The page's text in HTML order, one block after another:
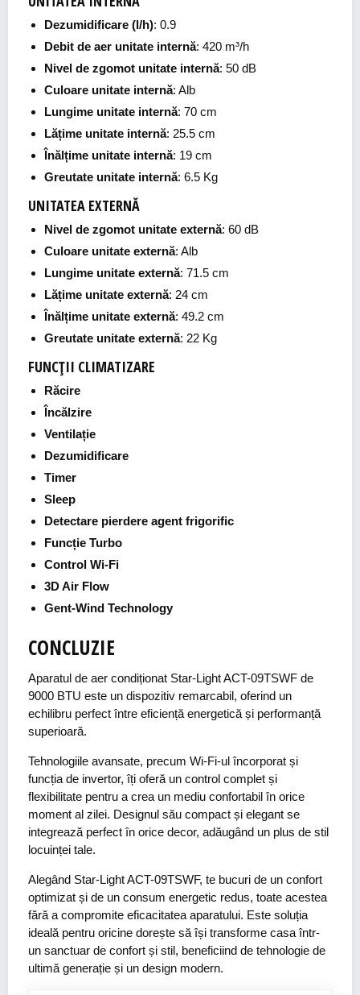
Dezumidificare (l/h): 0.9
Debit de aer unitate internă: 420 m³/h
Nivel de zgomot unitate internă: 50 dB
Culoare unitate internă: Alb
Lungime unitate internă: 70 cm
Lățime unitate internă: 25.5 cm
Înălțime unitate internă: 19 cm
Greutate unitate internă: 6.5 Kg
UNITATEA EXTERNĂ
Nivel de zgomot unitate externă: 60 dB
Culoare unitate externă: Alb
Lungime unitate externă: 71.5 cm
Lățime unitate externă: 24 cm
Înălțime unitate externă: 49.2 cm
Greutate unitate externă: 22 Kg
FUNCȚII CLIMATIZARE
Răcire
Încălzire
Ventilație
Dezumidificare
Timer
Sleep
Detectare pierdere agent frigorific
Funcție Turbo
Control Wi-Fi
3D Air Flow
Gent-Wind Technology
CONCLUZIE
Aparatul de aer condiționat Star-Light ACT-09TSWF de
9000 BTU este un dispozitiv remarcabil, oferind un
echilibru perfect între eficiență energetică și performanță
superioară.
Tehnologiile avansate, precum Wi-Fi-ul încorporat și
funcția de invertor, îți oferă un control complet și
flexibilitate pentru a crea un mediu confortabil în orice
moment al zilei. Designul său compact și elegant se
integrează perfect în orice decor, adăugând un plus de stil
locuinței tale.
Alegând Star-Light ACT-09TSWF, te bucuri de un confort
optimizat și de un consum energetic redus, toate acestea
fără a compromite eficacitatea aparatului. Este soluția
ideală pentru oricine dorește să își transforme casa într-
un sanctuar de confort și stil, beneficiind de tehnologie de
ultimă generație și un design modern.